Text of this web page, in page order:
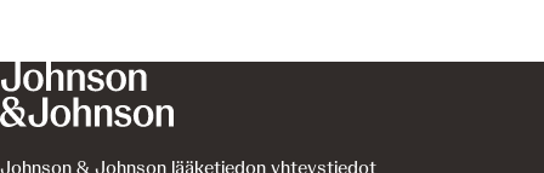
Johnson & Johnson lääketiedon yhteystiedot